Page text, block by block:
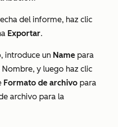
del informe, haz clic
Exportar.
introduce un Name para
Nombre, y luego haz clic
Formato de archivo para
archivo para la